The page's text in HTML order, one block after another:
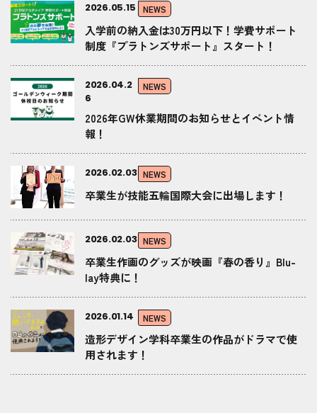
2026.05.15 NEWS
入学前の納入金は30万円以下！学費サポート
制度『プラトンズサポート』スタート！
2026.04.2
6
NEWS
2026年GW休業期間のお知らせとイベント情
報！
2026.02.03 NEWS
卒業生が技能五輪国際大会に出場します！
2026.02.03 NEWS
卒業生作画のグッズが映画『春の香り』Blu-
lay特典に！
2026.01.14 NEWS
造形デザイン学科卒業生の作品がドラマで使
用されます！